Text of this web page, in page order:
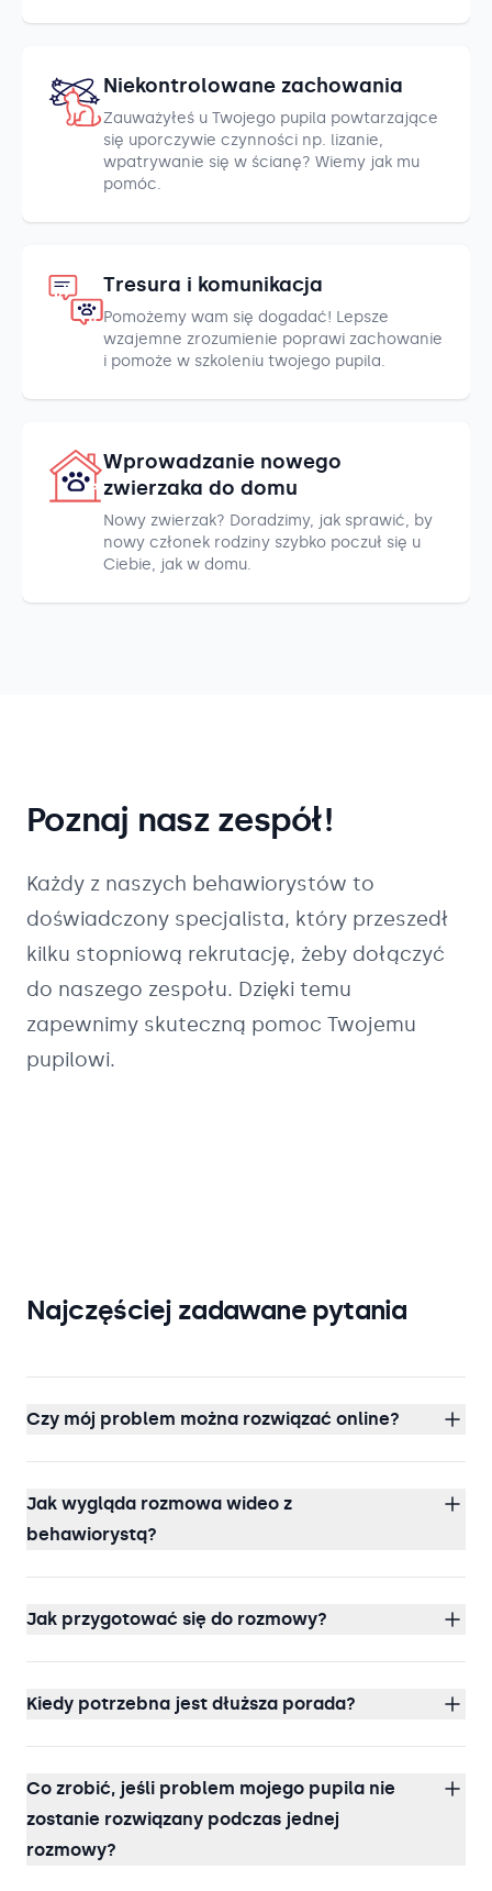
Niekontrolowane zachowania
Zauważyłeś u Twojego pupila powtarzające
się uporczywie czynności np. lizanie,
wpatrywanie się w ścianę? Wiemy jak mu
pomóc.
Tresura i komunikacja
Pomożemy wam się dogadać! Lepsze
wzajemne zrozumienie poprawi zachowanie
i pomoże w szkoleniu twojego pupila.
Wprowadzanie nowego
zwierzaka do domu
Nowy zwierzak? Doradzimy, jak sprawić, by
nowy członek rodziny szybko poczuł się u
Ciebie, jak w domu.
Poznaj nasz zespół!
Każdy z naszych behawiorystów to
doświadczony specjalista, który przeszedł
kilku stopniową rekrutację, żeby dołączyć
do naszego zespołu. Dzięki temu
zapewnimy skuteczną pomoc Twojemu
pupilowi.
Najczęściej zadawane pytania
Czy mój problem można rozwiązać online?
Jak wygląda rozmowa wideo z
behawiorystą?
Jak przygotować się do rozmowy?
Kiedy potrzebna jest dłuższa porada?
Co zrobić, jeśli problem mojego pupila nie
zostanie rozwiązany podczas jednej
rozmowy?